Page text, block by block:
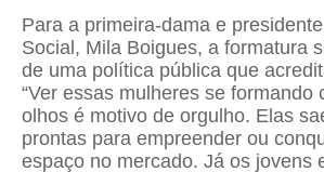
Para a primeira-dama e
Social, Mila Boigues, a formatura
de uma política pública que
“Ver essas mulheres se formando
olhos é motivo de orgulho. Elas
prontas para empreender ou
espaço no mercado. Já os jovens